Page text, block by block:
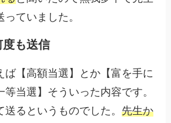
ていました。
度も送信
ば【高額当選】とか【富を手に
等当選】そういった内容です。
送るというものでした。先生か